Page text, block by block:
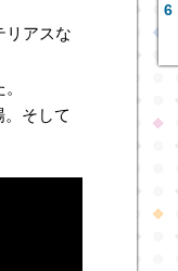
リアスな
そして
6